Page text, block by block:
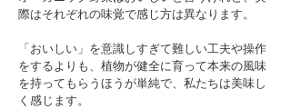
際はそれぞれの味覚で感じ方は異なります。
「おいしい」を意識しすぎて難しい工夫や操作
をするよりも、植物が健全に育って本来の風味
を持ってもらうほうが単純で、私たちは美味し
く感じます。